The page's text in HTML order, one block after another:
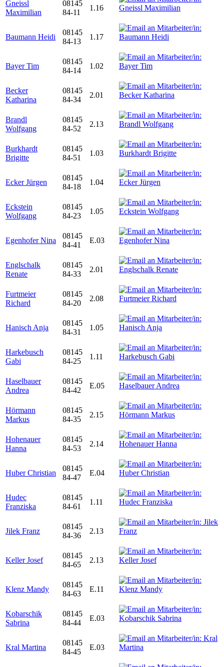
Gneissl
Maximilian
08145
84-11
1.16
Baumann Heidi
08145
84-13
1.17
Bayer Tim
08145
84-14
1.02
Becker
Katharina
08145
84-34
2.01
Brandl
Wolfgang
08145
84-52
2.13
Burkhardt
Brigitte
08145
84-51
1.03
Ecker Jürgen
08145
84-18
1.04
Eckstein
Wolfgang
08145
84-23
1.05
Egenhofer Nina
08145
84-41
E.03
Englschalk
Renate
08145
84-33
2.01
Furtmeier
Richard
08145
84-20
2.08
Hanisch Anja
08145
84-31
1.05
Harkebusch
Gabi
08145
84-25
1.11
Haselbauer
Andrea
08145
84-42
E.05
Hörmann
Markus
08145
84-35
2.15
Hohenauer
Hanna
08145
84-53
2.14
Huber Christian
08145
84-47
E.04
Hudec
Franziska
08145
84-61
1.11
Jilek Franz
08145
84-36
2.13
Keller Josef
08145
84-65
2.13
Klenz Mandy
08145
84-63
E.11
Kobarschik
Sabrina
08145
84-44
E.03
Kral Martina
08145
84-45
E.03